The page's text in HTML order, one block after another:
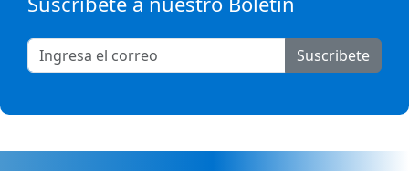
Suscribete